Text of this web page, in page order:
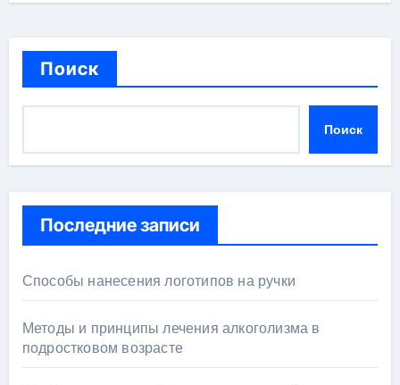
Поиск
Поиск
Последние записи
Способы нанесения логотипов на ручки
Методы и принципы лечения алкоголизма в
подростковом возрасте